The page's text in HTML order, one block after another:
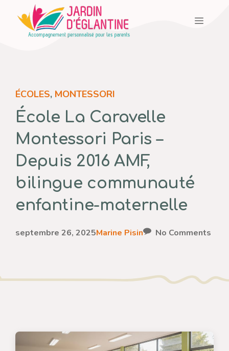
contenu
Menu
ÉCOLES, MONTESSORI
École La Caravelle
Montessori Paris –
Depuis 2016 AMF,
bilingue communauté
enfantine-maternelle
septembre 26, 2025Marine Pisin No Comments